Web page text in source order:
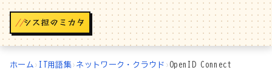
//
ホーム › IT用語集› ネットワーク・クラウド ›OpenID Connect